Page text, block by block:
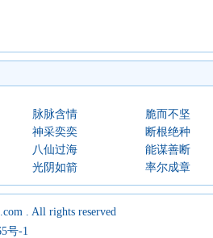
脉脉含情
脆而不坚
神采奕奕
断根绝种
八仙过海
能谋善断
光阴如箭 率尔成章
. All rights reserved
号-1